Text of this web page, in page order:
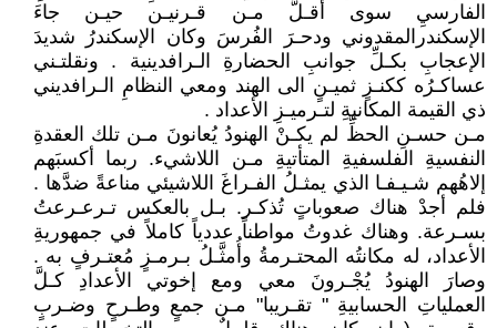
الفارسيِ سوى أقـلَّ مـن قـرنيـن حيـن جاءَ
الإسكندرالمقدوني ودحـرَ الفُرسَ وكان الإسكندرُ شديدَ
الإعجابِ بكـلِّ جوانبِ الحضارةِ الـرافدينية . ونقلتـني
عساكـرُه ككنـزٍ ثميـنٍ الى الهند ومعي النظامِ الـرافديني
ذي القيمة المكانيةِ لتـرميـزِ الأعداد .
مـن حسـنِ الحظِّ لم يكـنْ الهنودُ يُعانونَ مـن تلك العقدةِ
النفسيةِ الفلسفيةِ المتأتيةِ مـن اللاشيء. ربما أكسبَهم
إلاهُهم شـيـفـا الذي يمثـلُ الفـراغَ اللاشيئي مناعةً ضدَّها .
فلم أجدْ هناك صعوباتٍ تُذكـر. بـل بالعكس تـرعـرعتُ
بسـرعة. وهناك غدوتُ مواطناً عددياً كاملاً في جمهوريةِ
الأعداد، له مكانتُه المحتـرمةُ وأُمثَّـلُ بـرمـزٍ مُعتـرفٍ به .
وصارَ الهنودُ يُجْـرونَ معي ومع إخوتي الأعدادِ كـلَّ
العملياتِ الحسابيةِ " تقـريبا" مـن جمعٍ وطـرحٍ وضـربٍ